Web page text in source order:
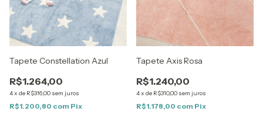
Tapete Constellation Azul
R$1.264,00
4x de R$316,00 sem juros
R$1.200,80 com Pix
Tapete Axis Rosa
R$1.240,00
4x de R$310,00 sem juros
R$1.178,00 com Pix